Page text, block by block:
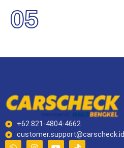
05
+62 821-4804-4662
customer.support@carscheck.id